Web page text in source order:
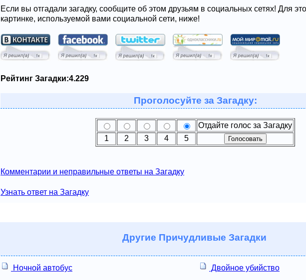
Если вы отгадали загадку, сообщите об этом друзьям в социальных сетях! Для
картинке, используемой вами социальной сети, ниже!
Рейтинг Загадки:4.229
Проголосуйте за Загадку:
Отдайте голос за Загадку
1
2 3 4 5
Комментарии и неправильные ответы на Загадку
Узнать ответ на Загадку
Другие Причудливые Загадки
Ночной автобус Двойное убийство